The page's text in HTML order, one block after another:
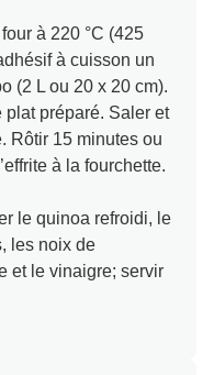
à 220 °C (425
à cuisson un
(2 L ou 20 x 20 cm).
plat préparé. Saler et
Rôtir 15 minutes ou
à la fourchette.
le quinoa refroidi, le
les noix de
et le vinaigre; servir